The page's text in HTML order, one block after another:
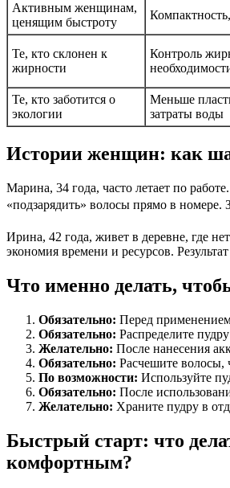
Активным женщинам,
ценящим быстроту
Те, кто склонен к
жирности
Контроль
Те, кто заботится о
экологии
Меньше
затраты воды
Истории женщин: как
Марина, 34 года, часто летает по
«подзарядить» волосы прямо в номере.
Ирина, 42 года, живет в деревне, где
экономия времени и ресурсов.
Что именно делать,
Обязательно: Перед
Обязательно: Распределите
Желательно: После нанесения
Обязательно: Расчешите волосы,
По возможности: Используйте
Обязательно: После
Желательно: Храните пудру в
Быстрый старт: что
комфортным?